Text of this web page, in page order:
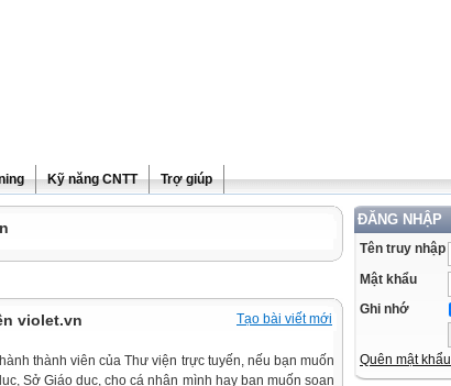
Kỹ năng CNTT Trợ giúp
ĐĂNG NHẬP
Tên truy nhập
Mật khẩu
Ghi nhớ
Quên mật khẩu
Tạo bài viết mới
violet.vn
thành viên của Thư viện trực tuyến, nếu bạn muốn
Sở Giáo dục, cho cá nhân mình hay bạn muốn soạn